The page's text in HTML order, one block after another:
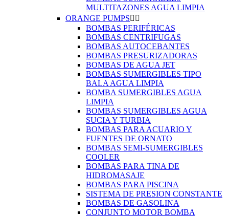
MULTITAZONES AGUA LIMPIA
ORANGE PUMPS 
BOMBAS PERIFÉRICAS
BOMBAS CENTRIFUGAS
BOMBAS AUTOCEBANTES
BOMBAS PRESURIZADORAS
BOMBAS DE AGUA JET
BOMBAS SUMERGIBLES TIPO
BALA AGUA LIMPIA
BOMBA SUMERGIBLES AGUA
LIMPIA
BOMBAS SUMERGIBLES AGUA
SUCIA Y TURBIA
BOMBAS PARA ACUARIO Y
FUENTES DE ORNATO
BOMBAS SEMI-SUMERGIBLES
COOLER
BOMBAS PARA TINA DE
HIDROMASAJE
BOMBAS PARA PISCINA
SISTEMA DE PRESION CONSTANTE
BOMBAS DE GASOLINA
CONJUNTO MOTOR BOMBA